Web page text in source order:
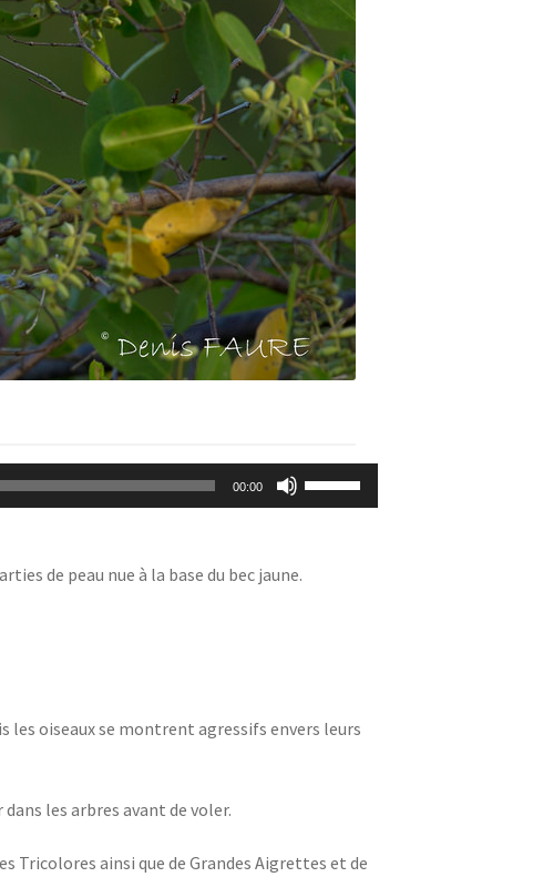
00:00
les
volume.
de peau nue à la base du bec jaune.
oiseaux se montrent agressifs envers leurs
les arbres avant de voler.
Tricolores ainsi que de Grandes Aigrettes et de